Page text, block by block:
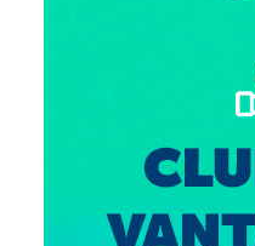
Desagravo
Processos Éticos
Censura Pública